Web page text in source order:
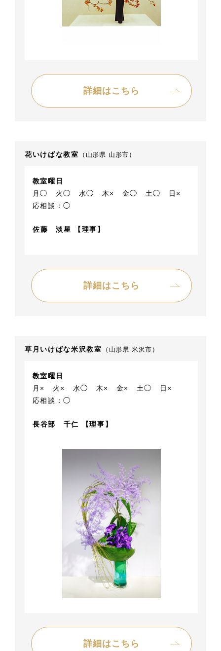
詳細はこちら
花いけばな教室 （山形県 山形市）
教室曜日
月◯
火◯ 水◯ 木× 金◯ 土◯
日×
応相談：◯
佐藤 淡星 【理事】
詳細はこちら
草月いけばな米沢教室 （山形県 米沢市）
教室曜日
月×
火× 水◯ 木× 金× 土◯
日×
応相談：◯
長谷部 千仁 【理事】
詳細はこちら